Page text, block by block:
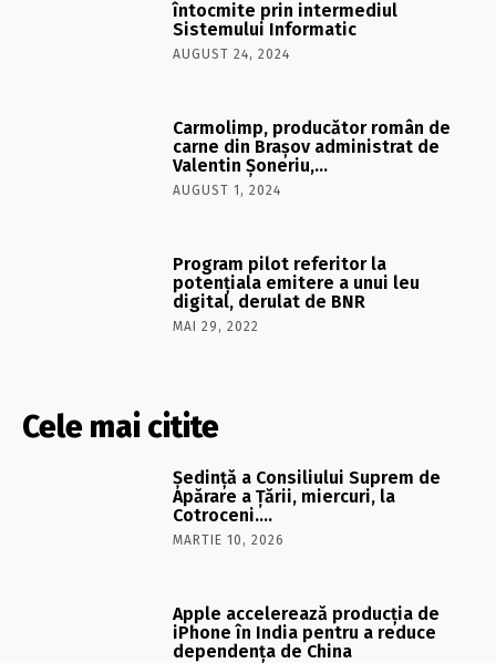
întocmite prin intermediul
Sistemului Informatic
AUGUST 24, 2024
Carmolimp, producător român de
carne din Braşov administrat de
Valentin Şoneriu,…
AUGUST 1, 2024
Program pilot referitor la
potențiala emitere a unui leu
digital, derulat de BNR
MAI 29, 2022
Cele mai citite
Şedinţă a Consiliului Suprem de
Apărare a Ţării, miercuri, la
Cotroceni….
MARTIE 10, 2026
Apple accelerează producția de
iPhone în India pentru a reduce
dependența de China